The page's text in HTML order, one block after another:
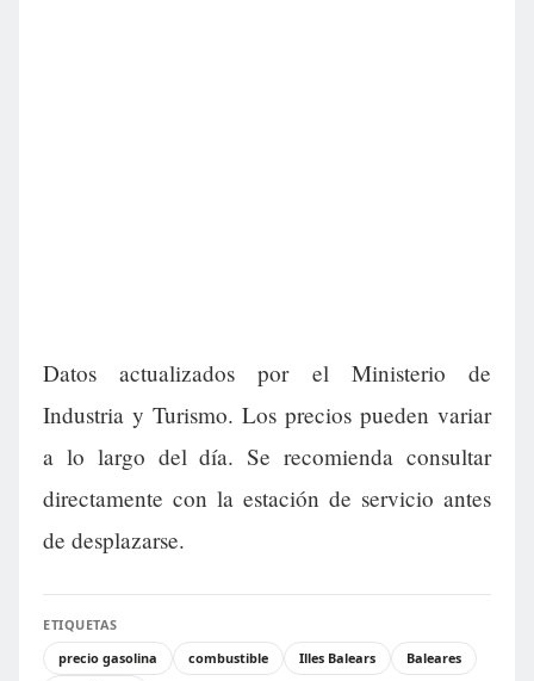
Datos actualizados por el Ministerio de
Industria y Turismo. Los precios pueden variar
a lo largo del día. Se recomienda consultar
directamente con la estación de servicio antes
de desplazarse.
ETIQUETAS
precio gasolina
combustible Illes Balears
Baleares